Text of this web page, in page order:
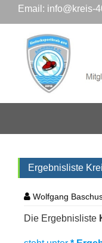
Email: info@kreis-
Ergebnisliste
Wolfgang
Die Ergebnisliste